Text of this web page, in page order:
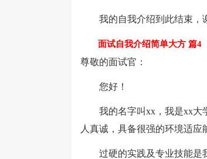
我的自我介绍到此结束，
面试自我介绍简单大方 篇4
尊敬的面试官：
您好！
我的名字叫xx，我是xx大学
人真诚，具备很强的环境适应
过硬的实践及专业技能是我